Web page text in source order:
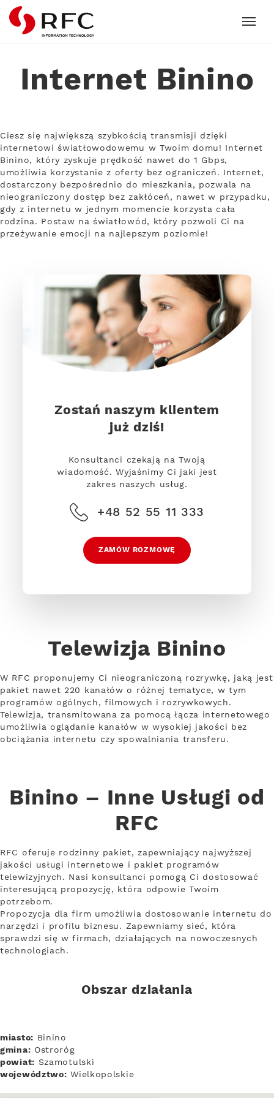
RFC
Internet Binino
Ciesz się największą szybkością transmisji dzięki
internetowi światłowodowemu w Twoim domu! Internet
Binino, który zyskuje prędkość nawet do 1 Gbps,
umożliwia korzystanie z oferty bez ograniczeń. Internet,
dostarczony bezpośrednio do mieszkania, pozwala na
nieograniczony dostęp bez zakłóceń, nawet w przypadku,
gdy z internetu w jednym momencie korzysta cała
rodzina. Postaw na światłowód, który pozwoli Ci na
przeżywanie emocji na najlepszym poziomie!
Zostań naszym klientem
już dziś!
Konsultanci czekają na Twoją
wiadomość. Wyjaśnimy Ci jaki jest
zakres naszych usług.
+48 52 55 11 333
ZAMÓW ROZMOWĘ
Telewizja Binino
W RFC proponujemy Ci nieograniczoną rozrywkę, jaką jest
pakiet nawet 220 kanałów o różnej tematyce, w tym
programów ogólnych, filmowych i rozrywkowych.
Telewizja, transmitowana za pomocą łącza internetowego
umożliwia oglądanie kanałów w wysokiej jakości bez
obciążania internetu czy spowalniania transferu.
Binino – Inne Usługi od
RFC
RFC oferuje rodzinny pakiet, zapewniający najwyższej
jakości usługi internetowe i pakiet programów
telewizyjnych. Nasi konsultanci pomogą Ci dostosować
interesującą propozycję, która odpowie Twoim
potrzebom.
Propozycja dla firm umożliwia dostosowanie internetu do
narzędzi i profilu biznesu. Zapewniamy sieć, która
sprawdzi się w firmach, działających na nowoczesnych
technologiach.
Obszar działania
miasto: Binino
gmina: Ostroróg
powiat: Szamotulski
województwo: Wielkopolskie